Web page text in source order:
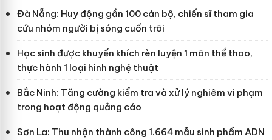
Đà Nẵng: Huy động gần 100 cán bộ, chiến sĩ tham gia
cứu nhóm người bị sóng cuốn trôi
Học sinh được khuyến khích rèn luyện 1 môn thể thao,
thực hành 1 loại hình nghệ thuật
Bắc Ninh: Tăng cường kiểm tra và xử lý nghiêm vi phạm
trong hoạt động quảng cáo
Sơn La: Thu nhận thành công 1.664 mẫu sinh phẩm ADN